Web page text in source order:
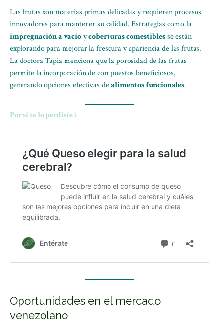
Las frutas son materias primas delicadas y requieren procesos
innovadores para mantener su calidad. Estrategias como la
impregnación a vacíoycoberturas comestiblesse están
explorando para mejorar la frescura y apariencia de las frutas.
La doctora Tapia menciona que la porosidad de las frutas
permite la incorporación de compuestos beneficiosos,
generando opciones efectivas dealimentos funcionales.
Por sí te lo perdiste ↓
Oportunidades en el mercado
venezolano